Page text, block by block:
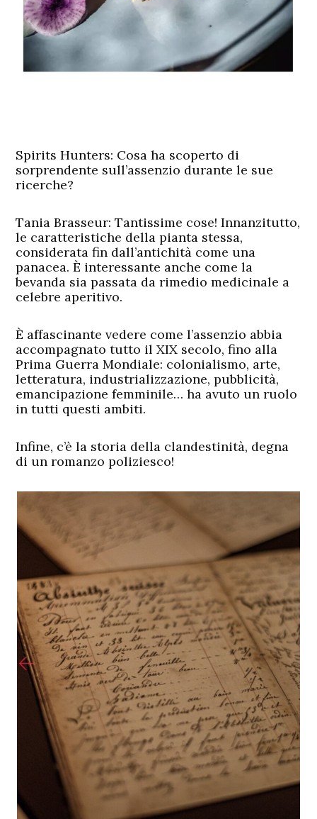
Spirits Hunters: Cosa ha scoperto di
sorprendente sull’assenzio durante le sue
ricerche?
Tania Brasseur:Tantissime cose! Innanzitutto,
le caratteristiche della pianta stessa,
considerata fin dall’antichità come una
panacea. È interessante anche come la
bevanda sia passata da rimedio medicinale a
celebre aperitivo.
È affascinante vedere come l’assenzio abbia
accompagnato tutto il XIX secolo, fino alla
Prima Guerra Mondiale: colonialismo, arte,
letteratura, industrializzazione, pubblicità,
emancipazione femminile… ha avuto un ruolo
in tutti questi ambiti.
Infine, c’è la storia della clandestinità, degna
di un romanzo poliziesco!